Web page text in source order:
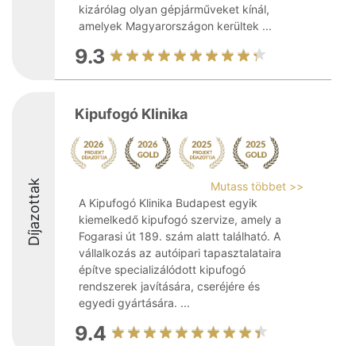
kizárólag olyan gépjárműveket kínál,
amelyek Magyarországon kerültek ...
9.3
Díjazottak
Kipufogó Klinika
Mutass többet >>
A Kipufogó Klinika Budapest egyik
kiemelkedő kipufogó szervize, amely a
Fogarasi út 189. szám alatt található. A
vállalkozás az autóipari tapasztalataira
építve specializálódott kipufogó
rendszerek javítására, cseréjére és
egyedi gyártására. ...
9.4